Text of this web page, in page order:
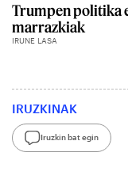
Trumpen politika
marrazkiak
IRUNE LASA
IRUZKINAK
Iruzkin bat egin